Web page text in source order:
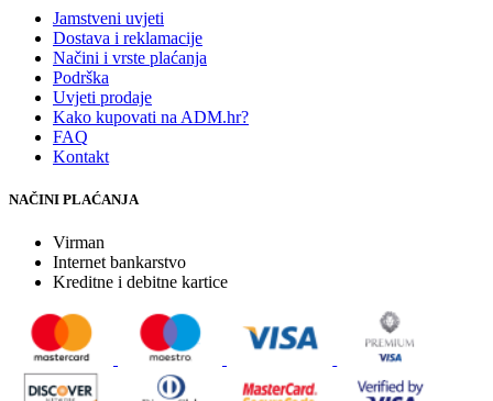
Jamstveni uvjeti
Dostava i reklamacije
Načini i vrste plaćanja
Podrška
Uvjeti prodaje
Kako kupovati na ADM.hr?
FAQ
Kontakt
NAČINI PLAĆANJA
Virman
Internet bankarstvo
Kreditne i debitne kartice